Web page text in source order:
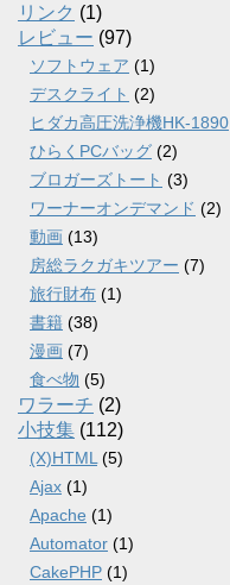
リンク (1)
レビュー (97)
ソフトウェア (1)
デスクライト (2)
ヒダカ高圧洗浄機HK-1890
ひらくPCバッグ (2)
ブロガーズトート (3)
ワーナーオンデマンド (2)
動画 (13)
房総ラクガキツアー (7)
旅行財布 (1)
書籍 (38)
漫画 (7)
食べ物 (5)
ワラーチ (2)
小技集 (112)
(X)HTML (5)
Ajax (1)
Apache (1)
Automator (1)
CakePHP (1)